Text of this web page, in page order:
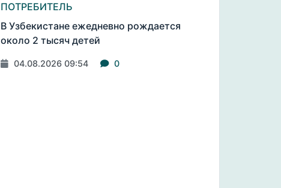
ПОТРЕБИТЕЛЬ
В Узбекистане ежедневно рождается
около 2 тысяч детей
04.08.2026 09:54 0